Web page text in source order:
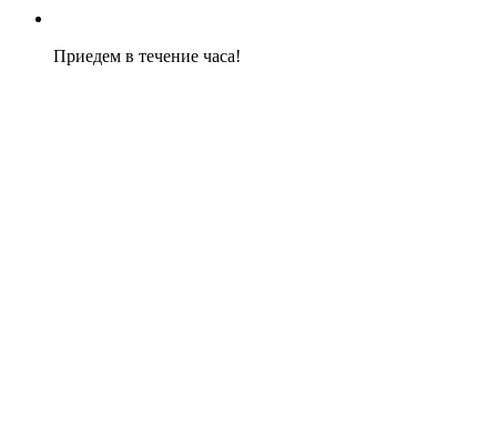
Приедем в течение часа!